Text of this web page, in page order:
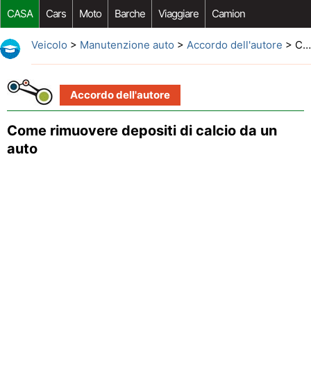
CASA Cars Moto Barche Viaggiare Camion
Riparazione Auto Acquisto Auto Car Opzioni Aftermarket
Veicolo > Manutenzione auto > Accordo dell'autore > Come rimuovere depositi di calcio da un auto
Accordo dell'autore
Come rimuovere depositi di calcio da un
auto